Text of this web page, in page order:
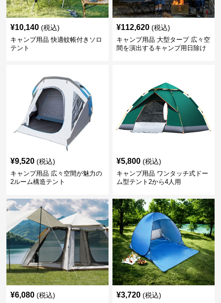
¥10,140 (税込)
キャンプ用品 快適蚊帳付きソロ
テント
¥112,620 (税込)
キャンプ用品 大型タープ 広々空
間を演出するキャンプ用日除け
¥9,520 (税込)
キャンプ用品 広々空間が魅力の
2ルーム構造テント
¥5,800 (税込)
キャンプ用品 ワンタッチ式ドー
ム型テント2から4人用
¥6,080 (税込) ¥3,720 (税込)